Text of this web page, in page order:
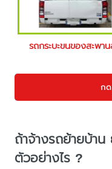
รถกระบะขนของสะพา
ก
ถ้าจ้างรถย้ายบ้า
ตัวอย่างไร ?